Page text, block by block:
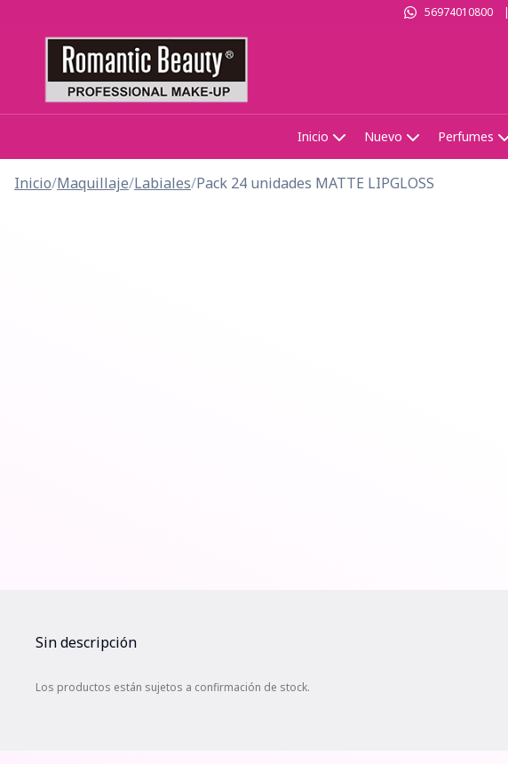
56974010800|
Inicio Nuevo Perfumes
Inicio/Maquillaje/Labiales/Pack 24 unidades MATTE LIPGLOSS
Sin descripción
Los productos están sujetos a confirmación de stock.